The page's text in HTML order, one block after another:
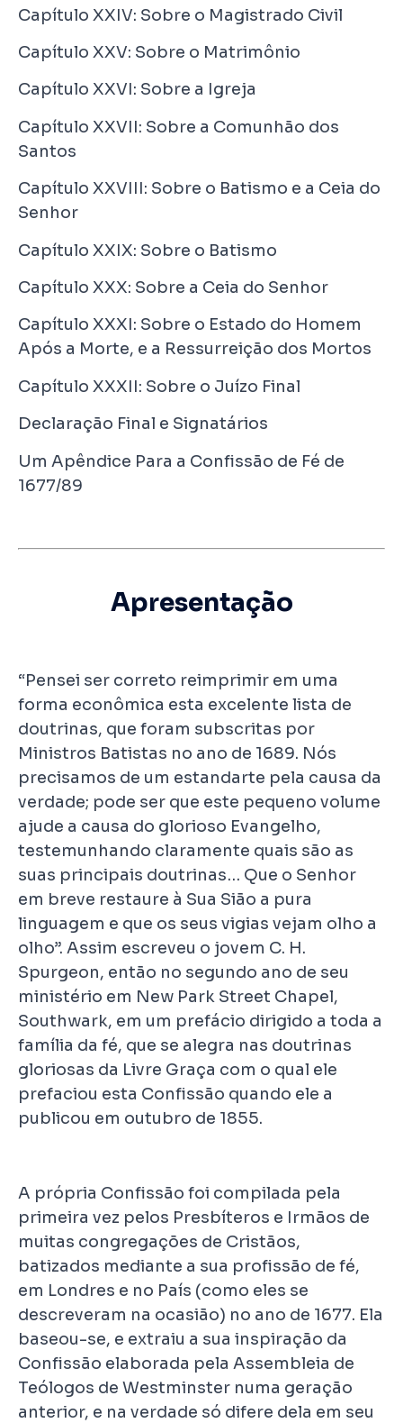
Capítulo XXIV: Sobre o Magistrado Civil
Capítulo XXV: Sobre o Matrimônio
Capítulo XXVI: Sobre a Igreja
Capítulo XXVII: Sobre a Comunhão dos
Santos
Capítulo XXVIII: Sobre o Batismo e a Ceia do
Senhor
Capítulo XXIX: Sobre o Batismo
Capítulo XXX: Sobre a Ceia do Senhor
Capítulo XXXI: Sobre o Estado do Homem
Após a Morte, e a Ressurreição dos Mortos
Capítulo XXXII: Sobre o Juízo Final
Declaração Final e Signatários
Um Apêndice Para a Confissão de Fé de
1677/89
Apresentação
“Pensei ser correto reimprimir em uma
forma econômica esta excelente lista de
doutrinas, que foram subscritas por
Ministros Batistas no ano de 1689. Nós
precisamos de um estandarte pela causa da
verdade; pode ser que este pequeno volume
ajude a causa do glorioso Evangelho,
testemunhando claramente quais são as
suas principais doutrinas… Que o Senhor
em breve restaure à Sua Sião a pura
linguagem e que os seus vigias vejam olho a
olho”. Assim escreveu o jovem C. H.
Spurgeon, então no segundo ano de seu
ministério em New Park Street Chapel,
Southwark, em um prefácio dirigido a toda a
família da fé, que se alegra nas doutrinas
gloriosas da Livre Graça com o qual ele
prefaciou esta Confissão quando ele a
publicou em outubro de 1855.
A própria Confissão foi compilada pela
primeira vez pelos Presbíteros e Irmãos de
muitas congregações de Cristãos,
batizados mediante a sua profissão de fé,
em Londres e no País (como eles se
descreveram na ocasião) no ano de 1677. Ela
baseou-se, e extraiu a sua inspiração da
Confissão elaborada pela Assembleia de
Teólogos de Westminster numa geração
anterior, e na verdade só difere dela em seu